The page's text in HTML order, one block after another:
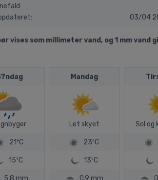
03/04
som millimeter vand, og 1 mm vand
21ºC
15ºC
5,8 mm
Mandag
Let skyet
23ºC
13ºC
0,9 mm
Sol og